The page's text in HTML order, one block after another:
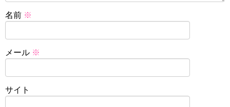
名前 ※
メール ※
サイト